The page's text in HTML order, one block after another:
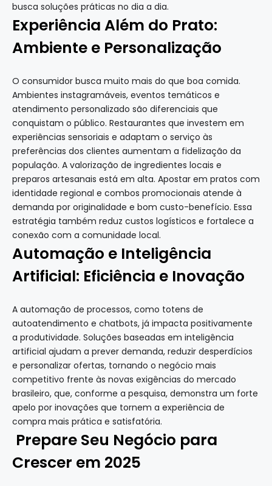
busca soluções práticas no dia a dia.
Experiência Além do Prato:
Ambiente e Personalização
O consumidor busca muito mais do que boa comida.
Ambientes instagramáveis, eventos temáticos e
atendimento personalizado são diferenciais que
conquistam o público. Restaurantes que investem em
experiências sensoriais e adaptam o serviço às
preferências dos clientes aumentam a fidelização da
população. A valorização de ingredientes locais e
preparos artesanais está em alta. Apostar em pratos com
identidade regional e combos promocionais atende à
demanda por originalidade e bom custo-benefício. Essa
estratégia também reduz custos logísticos e fortalece a
conexão com a comunidade local.
Automação e Inteligência
Artificial: Eficiência e Inovação
A automação de processos, como totens de
autoatendimento e chatbots, já impacta positivamente
a produtividade. Soluções baseadas em inteligência
artificial ajudam a prever demanda, reduzir desperdícios
e personalizar ofertas, tornando o negócio mais
competitivo frente às novas exigências do mercado
brasileiro, que, conforme a pesquisa, demonstra um forte
apelo por inovações que tornem a experiência de
compra mais prática e satisfatória.
Prepare Seu Negócio para
Crescer em 2025